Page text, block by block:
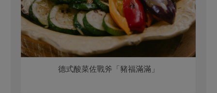
德式酸菜佐戰斧「豬福滿滿」